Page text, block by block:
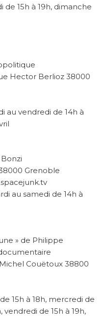
de 15h à 19h, dimanche
Hector Berlioz 38000
au vendredi de 14h à
Grenoble
au samedi de 14h à
» de Philippe
Couëtoux 38800
15h à 18h, mercredi de
vendredi de 15h à 19h,